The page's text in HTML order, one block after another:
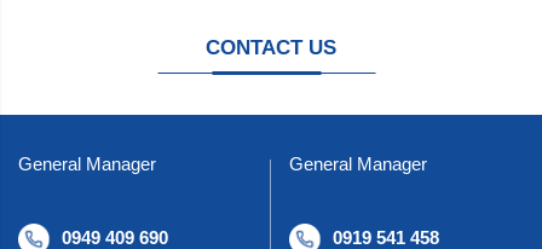
CONTACT US
General Manager
0949 409 690
General Manager
0919 541 458